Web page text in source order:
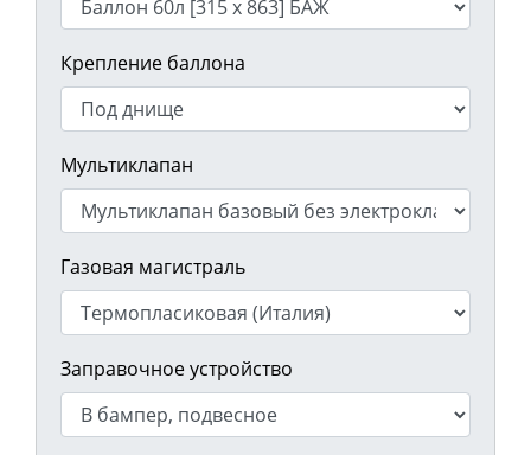
Крепление баллона
Мультиклапан
Газовая магистраль
Заправочное устройство